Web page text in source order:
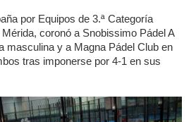
por Equipos de 3.ª Categoría
coronó a Snobissimo Pádel A
masculina y a Magna Pádel Club en
tras imponerse por 4-1 en sus